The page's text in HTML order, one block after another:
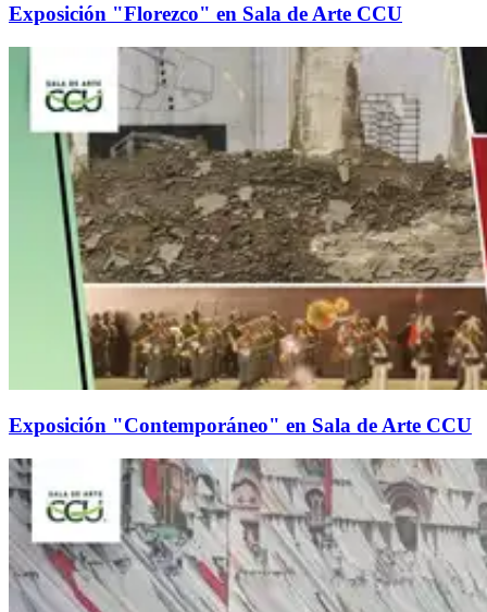
Exposición "Florezco" en Sala de Arte CCU
Exposición "Contemporáneo" en Sala de Arte CCU